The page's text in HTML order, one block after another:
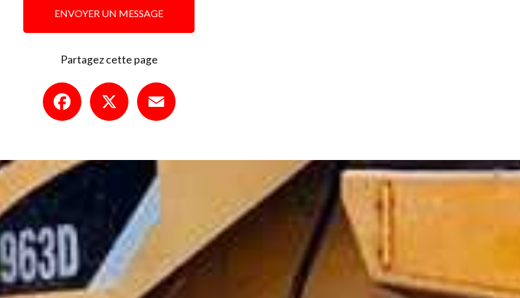
ENVOYER UN MESSAGE
Partagez cette page
Facebook